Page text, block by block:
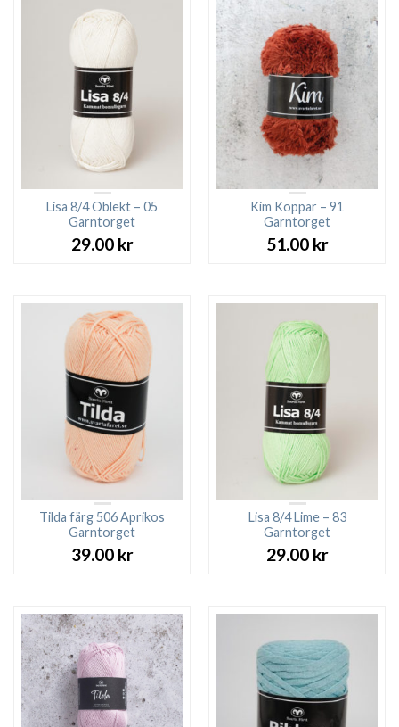
Lisa 8/4 Oblekt – 05
Garntorget
29.00 kr
Kim Koppar – 91
Garntorget
51.00 kr
Tilda färg 506 Aprikos
Garntorget
39.00 kr
Lisa 8/4 Lime – 83
Garntorget
29.00 kr